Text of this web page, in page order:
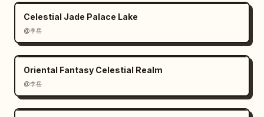
Celestial Jade Palace Lake
@李岳
Oriental Fantasy Celestial Realm
@李岳